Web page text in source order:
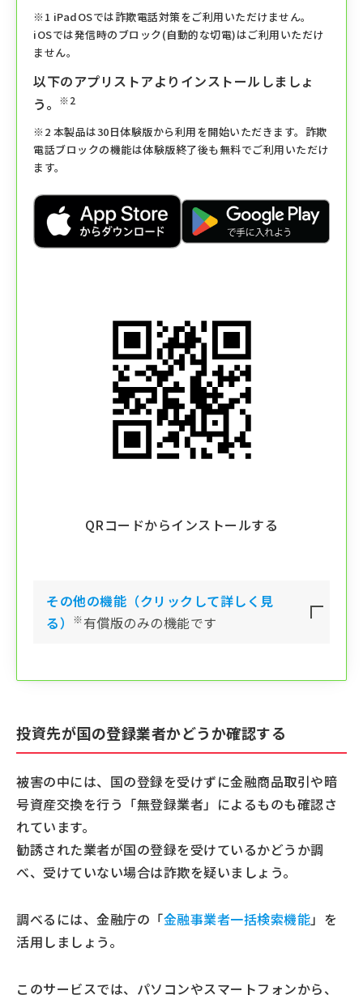
※1 iPadOSでは詐欺電話対策をご利用いただけません。
iOSでは発信時のブロック(自動的な切電)はご利用いただけ
ません。
以下のアプリストアよりインストールしましょ
う。
※2
※2 本製品は30日体験版から利用を開始いただきます。詐欺
電話ブロックの機能は体験版終了後も無料でご利用いただけ
ます。
QRコードからインストールする
その他の機能（クリックして詳しく見
る）
※有償版のみの機能です
投資先が国の登録業者かどうか確認する
被害の中には、国の登録を受けずに金融商品取引や暗
号資産交換を行う「無登録業者」によるものも確認さ
れています。
勧誘された業者が国の登録を受けているかどうか調
べ、受けていない場合は詐欺を疑いましょう。
調べるには、金融庁の「金融事業者一括検索機能」を
活用しましょう。
このサービスでは、パソコンやスマートフォンから、